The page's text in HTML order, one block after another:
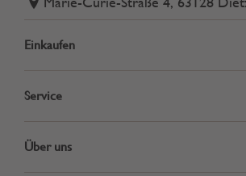
Einkaufen
Service
Über uns